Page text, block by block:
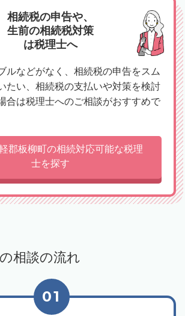
相続税の申告や、
生前の相続税対策
は税理士へ
ルなどがなく、相続税の申告をスム
たい、相続税の支払いや対策を検討
合は税理士へのご相談がおすすめで
郡板柳町の相続対応可能な税理
士を探す
相談の流れ
01